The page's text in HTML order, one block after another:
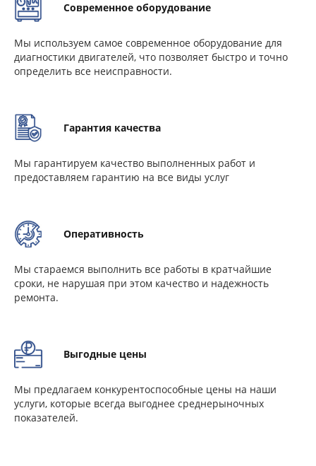
Современное оборудование
Мы используем самое современное оборудование для
диагностики двигателей, что позволяет быстро и точно
определить все неисправности.
Гарантия качества
Мы гарантируем качество выполненных работ и
предоставляем гарантию на все виды услуг
Оперативность
Мы стараемся выполнить все работы в кратчайшие
сроки, не нарушая при этом качество и надежность
ремонта.
Выгодные цены
Мы предлагаем конкурентоспособные цены на наши
услуги, которые всегда выгоднее среднерыночных
показателей.